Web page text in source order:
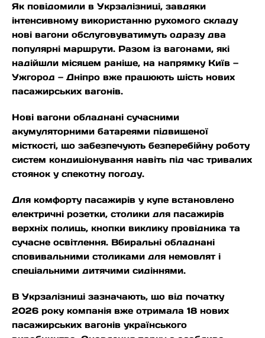
Як повідомили в Укрзалізниці, завдяки
інтенсивному використанню рухомого складу
нові вагони обслуговуватимуть одразу два
популярні маршрути. Разом із вагонами, які
надійшли місяцем раніше, на напрямку Київ —
Ужгород — Дніпро вже працюють шість нових
пасажирських вагонів.
Нові вагони обладнані сучасними
акумуляторними батареями підвищеної
місткості, що забезпечують безперебійну роботу
систем кондиціонування навіть під час тривалих
стоянок у спекотну погоду.
Для комфорту пасажирів у купе встановлено
електричні розетки, столики для пасажирів
верхніх полиць, кнопки виклику провідника та
сучасне освітлення. Вбиральні обладнані
сповивальними столиками для немовлят і
спеціальними дитячими сидіннями.
В Укрзалізниці зазначають, що від початку
2026 року компанія вже отримала 18 нових
пасажирських вагонів українського